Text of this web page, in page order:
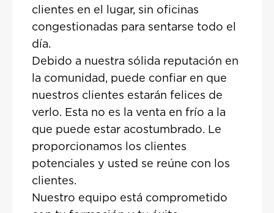
clientes en el lugar, sin oficinas
congestionadas para sentarse todo el
día.
Debido a nuestra sólida reputación en
la comunidad, puede confiar en que
nuestros clientes estarán felices de
verlo. Esta no es la venta en frío a la
que puede estar acostumbrado. Le
proporcionamos los clientes
potenciales y usted se reúne con los
clientes.
Nuestro equipo está comprometido